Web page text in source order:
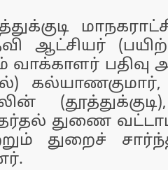
ஆட்சியர்
வாக்காளர்
துணை
துறைச்